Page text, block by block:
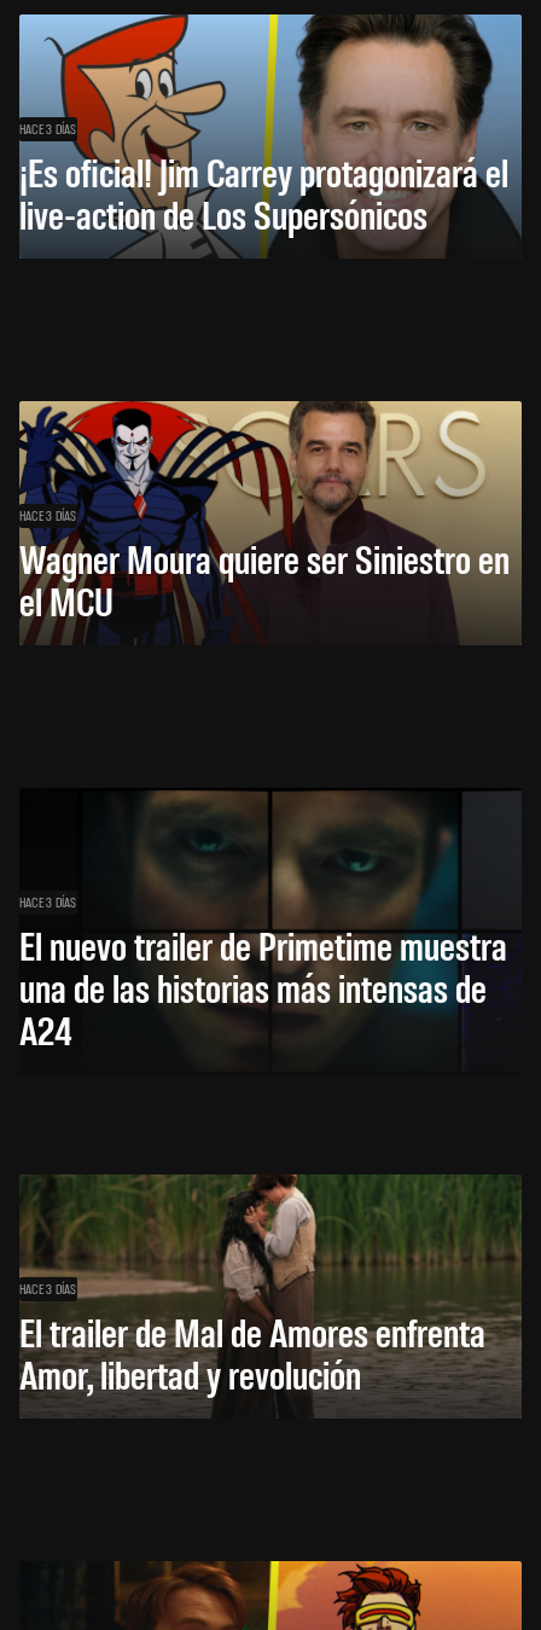
HACE 3 DÍAS
¡Es oficial! Jim Carrey protagonizará el
live-action de Los Supersónicos
HACE 3 DÍAS
Wagner Moura quiere ser Siniestro en
el MCU
HACE 3 DÍAS
El nuevo trailer de Primetime muestra
una de las historias más intensas de
A24
HACE 3 DÍAS
El trailer de Mal de Amores enfrenta
Amor, libertad y revolución